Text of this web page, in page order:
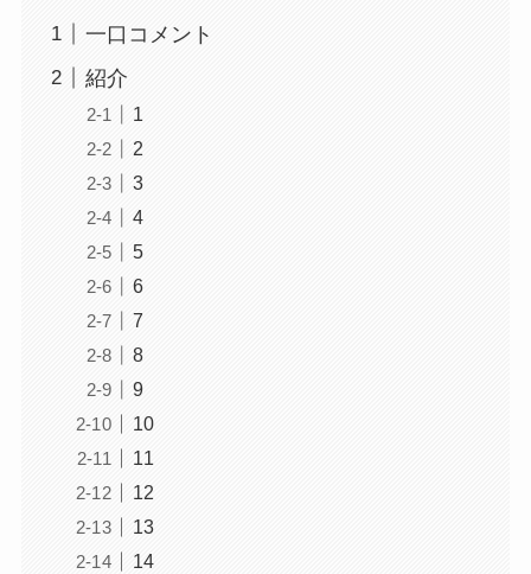
一口コメント
紹介
1
2
3
4
5
6
7
8
9
10
11
12
13
14